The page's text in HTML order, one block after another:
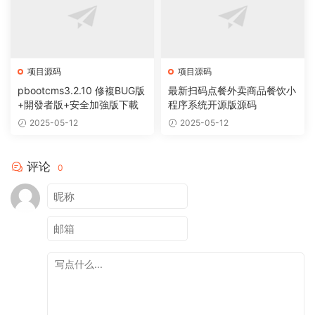
项目源码
pbootcms3.2.10 修複BUG版
+開發者版+安全加強版下載
2025-05-12
项目源码
最新扫码点餐外卖商品餐饮小
程序系统开源版源码
2025-05-12
评论 0